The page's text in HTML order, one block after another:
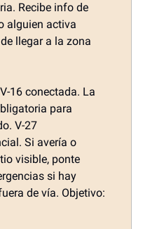
Recibe info de
alguien activa
llegar a la zona
16 conectada. La
para
V-27
Si avería o
visible, ponte
si hay
de vía. Objetivo: